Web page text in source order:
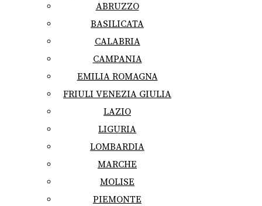
ABRUZZO
BASILICATA
CALABRIA
CAMPANIA
EMILIA ROMAGNA
FRIULI VENEZIA GIULIA
LAZIO
LIGURIA
LOMBARDIA
MARCHE
MOLISE
PIEMONTE